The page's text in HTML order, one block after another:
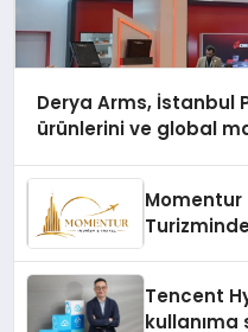
Derya Arms, İstanbul
ürünlerini ve global
Momentur
Tencent
kullanıma